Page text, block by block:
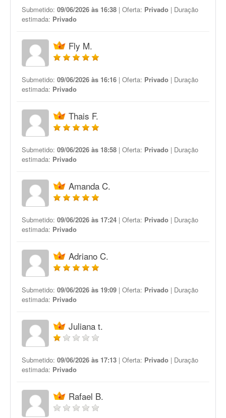
Submetido: 09/06/2026 às 16:38 | Oferta: Privado | Duração
estimada: Privado
Fly M.
Submetido: 09/06/2026 às 16:16 | Oferta: Privado | Duração
estimada: Privado
Thais F.
Submetido: 09/06/2026 às 18:58 | Oferta: Privado | Duração
estimada: Privado
Amanda C.
Submetido: 09/06/2026 às 17:24 | Oferta: Privado | Duração
estimada: Privado
Adriano C.
Submetido: 09/06/2026 às 19:09 | Oferta: Privado | Duração
estimada: Privado
Juliana t.
Submetido: 09/06/2026 às 17:13 | Oferta: Privado | Duração
estimada: Privado
Rafael B.